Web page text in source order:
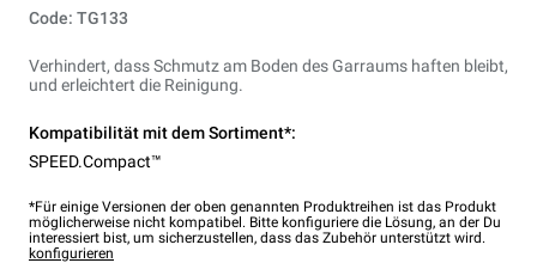
Code: TG133
Verhindert, dass Schmutz am Boden des Garraums haften bleibt,
und erleichtert die Reinigung.
Kompatibilität mit dem Sortiment*:
SPEED.Compact™
*Für einige Versionen der oben genannten Produktreihen ist das Produkt
möglicherweise nicht kompatibel. Bitte konfiguriere die Lösung, an der Du
interessiert bist, um sicherzustellen, dass das Zubehör unterstützt wird.
konfigurieren